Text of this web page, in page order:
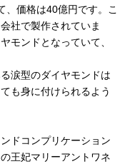
、価格は40億円です。こ
社で製作されていま
モンドとなっていて、
涙型のダイヤモンドは
も身に付けられるよう
ドコンプリケーション
王妃マリーアントワネ